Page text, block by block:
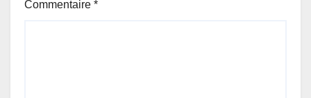
Commentaire *